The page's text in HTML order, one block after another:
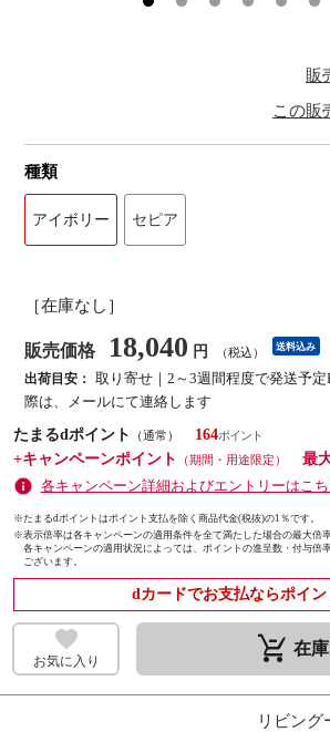
販
この販
種類
アイボリー セピア
［在庫なし］
販売価格 18,040 円 （税込） 送料込み
出荷目安： 取り寄せ｜2～3週間程度で発送予
際は、メールにて連絡します
たまるdポイント
（通常）
164
+キャンペーンポイント
（期間・用途限定）
最
各キャンペーン詳細およびエントリーはこち
※たまるdポイントはポイント支払を除く商品代金(税抜)の1％です。
※表示倍率は各キャンペーンの適用条件を全て満たした場合の最大倍率
各キャンペーンの適用状況によっては、ポイントの進呈数・付与倍
ございます。
dカードでお支払ならポイン
お気に入り remove_shopping_cart 在
リビング